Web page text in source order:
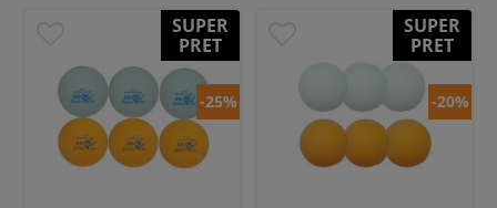
SUPER
PRET
-25%
SUPER
PRET
-20%